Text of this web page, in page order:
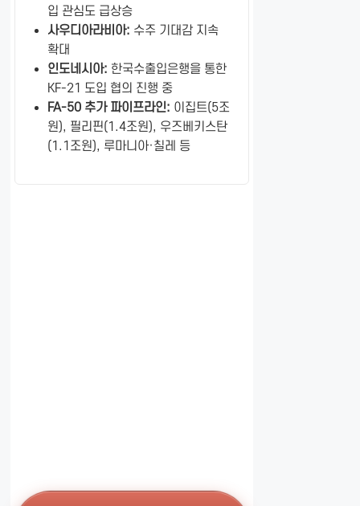
입 관심도 급상승
사우디아라비아: 수주 기대감 지속
확대
인도네시아: 한국수출입은행을 통한
KF-21 도입 협의 진행 중
FA-50 추가 파이프라인: 이집트(5조
원), 필리핀(1.4조원), 우즈베키스탄
(1.1조원), 루마니아·칠레 등